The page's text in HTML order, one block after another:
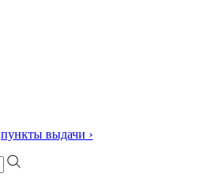
пункты выдачи ›